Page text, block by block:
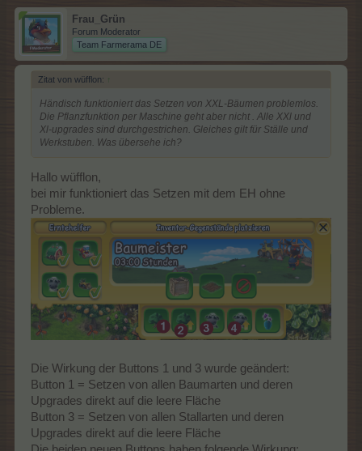
Frau_Grün
Forum Moderator
Team Farmerama DE
Zitat von wüfflon: ↑
Händisch funktioniert das Setzen von XXL-Bäumen problemlos.
Die Pflanzfunktion per Maschine geht aber nicht . Alle XXl und
Xl-upgrades sind durchgestrichen. Gleiches gilt für Ställe und
Werkstuben. Was übersehe ich?
Hallo wüfflon,
bei mir funktioniert das Setzen mit dem EH ohne
Probleme.
Die Wirkung der Buttons 1 und 3 wurde geändert:
Button 1 = Setzen von allen Baumarten und deren
Upgrades direkt auf die leere Fläche
Button 3 = Setzen von allen Stallarten und deren
Upgrades direkt auf die leere Fläche